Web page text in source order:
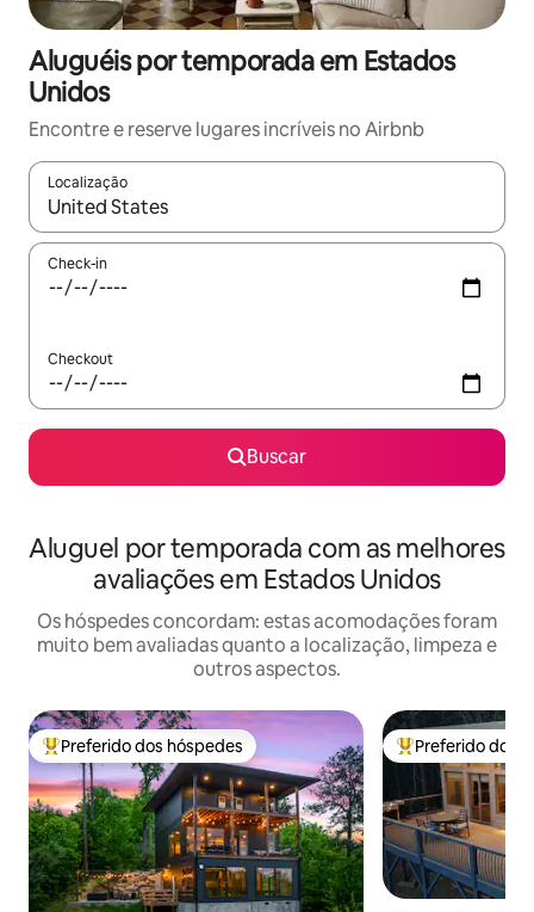
Aluguéis por temporada em Estados
Unidos
Encontre e reserve lugares incríveis no Airbnb
Localização
Quando os resultados estiverem disponíveis, explore-os
Check-in
Checkout
Buscar
Aluguel por temporada com as melhores
avaliações em Estados Unidos
Os hóspedes concordam: estas acomodações foram
muito bem avaliadas quanto a localização, limpeza e
outros aspectos.
Entre os melhores preferidos dos hóspedes
Preferido dos hóspedes Entre os
Preferido dos